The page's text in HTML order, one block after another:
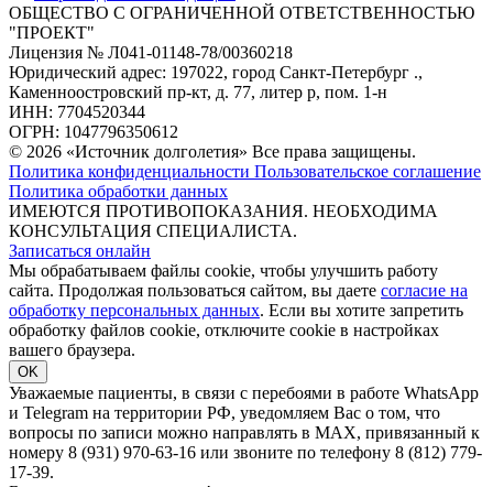
ОБЩЕСТВО С ОГРАНИЧЕННОЙ ОТВЕТСТВЕННОСТЬЮ
"ПРОЕКТ"
Лицензия № Л041-01148-78/00360218
Юридический адрес: 197022, город Санкт-Петербург .,
Каменноостровский пр-кт, д. 77, литер р, пом. 1-н
ИНН: 7704520344
ОГРН: 1047796350612
© 2026 «Источник долголетия» Все права защищены.
Политика конфиденциальности Пользовательское соглашение
Политика обработки данных
ИМЕЮТСЯ ПРОТИВОПОКАЗАНИЯ. НЕОБХОДИМА
КОНСУЛЬТАЦИЯ СПЕЦИАЛИСТА.
Записаться онлайн
Мы обрабатываем файлы cookie, чтобы улучшить работу
сайта. Продолжая пользоваться сайтом, вы даете согласие на
обработку персональных данных. Если вы хотите запретить
обработку файлов cookie, отключите cookie в настройках
вашего браузера.
OK
Уважаемые пациенты, в связи с перебоями в работе WhatsApp
и Telegram на территории РФ, уведомляем Вас о том, что
вопросы по записи можно направлять в MAX, привязанный к
номеру 8 (931) 970-63-16 или звоните по телефону 8 (812) 779-
17-39.